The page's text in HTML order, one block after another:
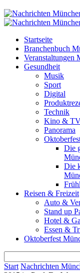
Startseite
Branchenbuch
Veranstaltungen
Gesundheit
Musik
Sport
Digital
Technik
Kino &
Panorama
Die
Die
Reisen & Freizeit
Auto &
Stand up
Hotel &
Essen &
Oktoberfest
Start Nachrichten